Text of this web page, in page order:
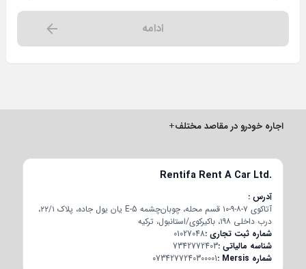
ادامه
اجاره خودرو در مقاصد مختلف+
Rentifa Rent A Car Ltd.
آدرس
آتاکوی ۷-۸-۹-۱۰ قسم محله، چوبان‌چشمه E-5 یان یول جاده، پلاک ۲۲/۱،
درب داخلی ۱۹۸، باکیرکوی/استانبول، ترکیه
شماره ثبت تجاری01027048
شناسه مالیاتی7342772403
شماره Mersis
0734277240300001